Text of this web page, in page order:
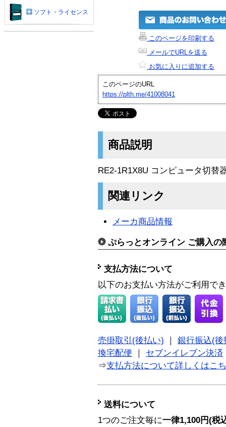
このページを印刷する
メールでURLを送る
お気に入りに追加する
このページのURL
https://plth.me/41008041
商品説明
RE2-1R1X8U コンピュータ切替
関連リンク
メーカ商品情報
ぷらっとオンライン ご購入の
支払方法について
以下のお支払い方法がご利用で
売掛取引(後払い)
銀行振込(後
換宅配便
セブンイレブン決済
⇒支払方法について詳しくはこ
送料について
1つのご注文毎に一律1,100円(税
ソフト・ライセンス